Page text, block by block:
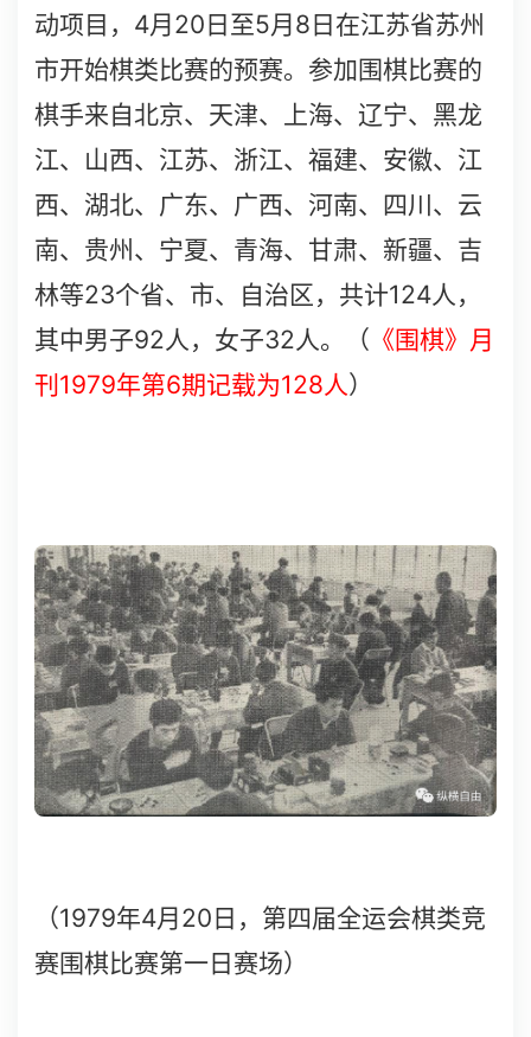
动项目， 4月 20 日至5月 8 日在江苏省苏州
市开始棋类比赛的预赛。参加围棋比赛的
棋手来自北京、天津、上海、辽宁、黑龙
江、山西、江苏、浙江、福建、安徽、江
西、湖北、广东、广西、河南、四川、云
南、贵州、宁夏、青海、甘肃、新疆、吉
林等23个省、市、自治区，共计124人，
其中男子92人，女子32人。（ 《围棋》月
刊 1979年第6期记载为128人）
（1979年4月 20 日，第四届全运会棋类竞
赛围棋比赛第一日赛场）